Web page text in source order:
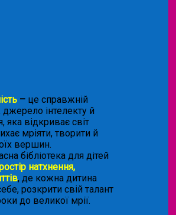
– це справжній
джерело інтелекту й
яка відкриває світ
мріяти, творити й
вершин.
бібліотека для дітей
натхнення,
, де кожна дитина
розкрити свій талант
до великої мрії.